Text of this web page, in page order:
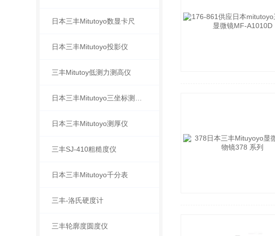
日本三丰Mitutoyo数显卡尺
日本三丰Mitutoyo投影仪
三丰Mitutoy低测力测高仪
日本三丰Mitutoyo测厚仪
三丰SJ-410粗糙度仪
日本三丰Mitutoyo千分表
三丰-洛氏硬度计
三丰轮廓度圆度仪